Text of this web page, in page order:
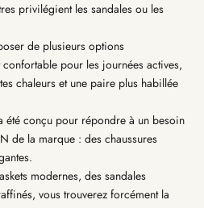
privilégient les sandales ou les
de plusieurs options
pour les journées actives,
chaleurs et une paire plus habillée
été conçu pour répondre à un besoin
de la marque : des chaussures
modernes, des sandales
vous trouverez forcément la